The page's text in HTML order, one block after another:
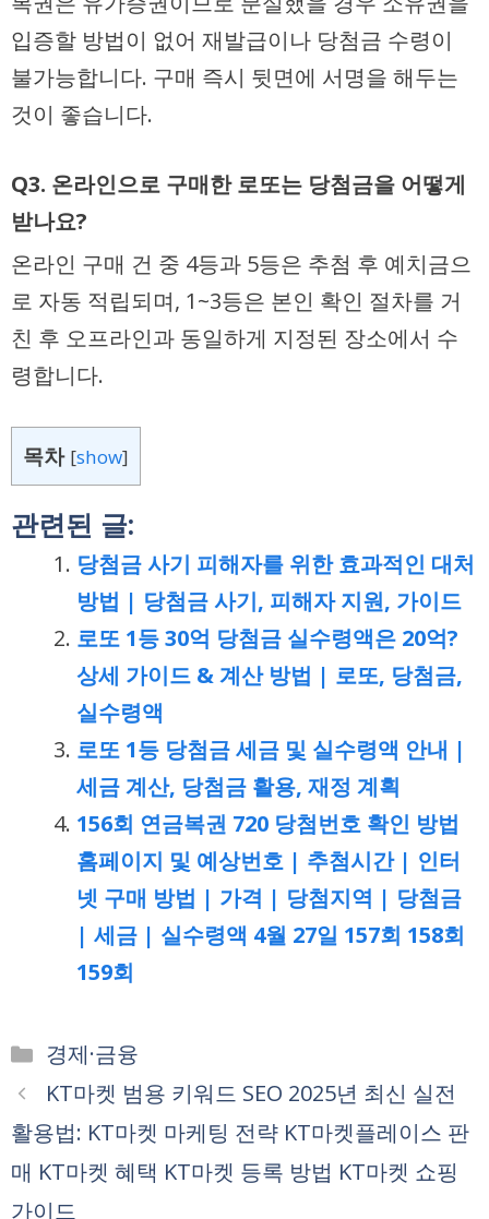
입증할 방법이 없어 재발급이나 당첨금 수령이
불가능합니다. 구매 즉시 뒷면에 서명을 해두는
것이 좋습니다.
Q3. 온라인으로 구매한 로또는 당첨금을 어떻게
받나요?
온라인 구매 건 중 4등과 5등은 추첨 후 예치금으
로 자동 적립되며, 1~3등은 본인 확인 절차를 거
친 후 오프라인과 동일하게 지정된 장소에서 수
령합니다.
목차 [show]
관련된 글:
당첨금 사기 피해자를 위한 효과적인 대처
방법 | 당첨금 사기, 피해자 지원, 가이드
로또 1등 30억 당첨금 실수령액은 20억?
상세 가이드 & 계산 방법 | 로또, 당첨금,
실수령액
로또 1등 당첨금 세금 및 실수령액 안내 |
세금 계산, 당첨금 활용, 재정 계획
156회 연금복권 720 당첨번호 확인 방법
홈페이지 및 예상번호 | 추첨시간 | 인터
넷 구매 방법 | 가격 | 당첨지역 | 당첨금
| 세금 | 실수령액 4월 27일 157회 158회
159회
카
테
리
경제·금융
KT마켓 범용 키워드 SEO 2025년 최신 실전
활용법: KT마켓 마케팅 전략 KT마켓플레이스 판
매 KT마켓 혜택 KT마켓 등록 방법 KT마켓 쇼핑
가이드